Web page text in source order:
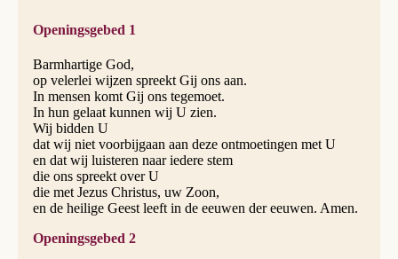
Openingsgebed 1
Barmhartige God,
op velerlei wijzen spreekt Gij ons aan.
In mensen komt Gij ons tegemoet.
In hun gelaat kunnen wij U zien.
Wij bidden U
dat wij niet voorbijgaan aan deze ontmoetingen met U
en dat wij luisteren naar iedere stem
die ons spreekt over U
die met Jezus Christus, uw Zoon,
en de heilige Geest leeft in de eeuwen der eeuwen. Amen.
Openingsgebed 2